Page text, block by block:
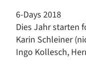
6-Days 2018
Dies Jahr starten
Karin Schleiner
Ingo Kollesch,